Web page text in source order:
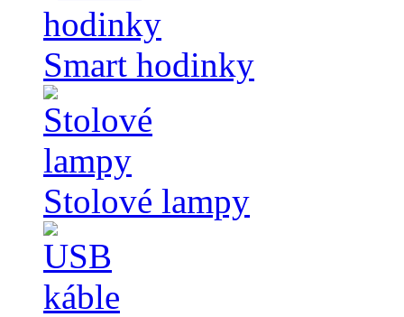
Smart hodinky
Stolové lampy